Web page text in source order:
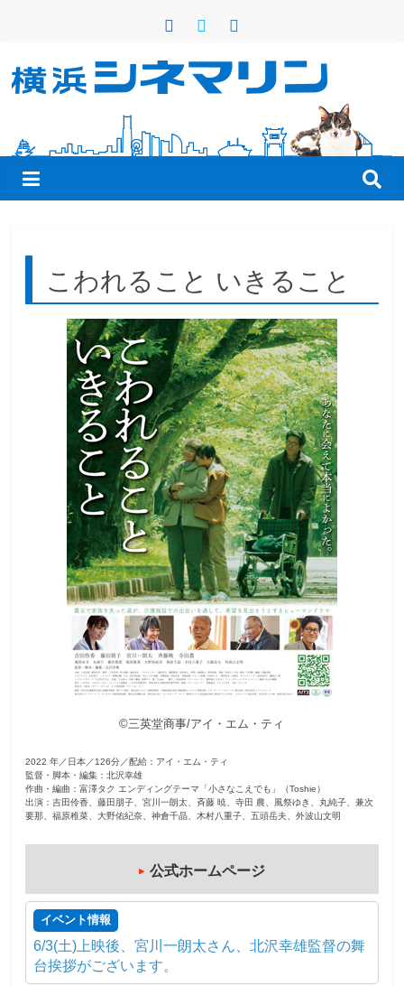
ン
横
浜
シ
ネ
マ
こわれること いきること
©三英堂商事/アイ・エム・ティ
2022 年／日本／126分／配給：アイ・エム・ティ
監督・脚本・編集：北沢幸雄
作曲・編曲：富澤タク エンディングテーマ「小さなこえでも」（Toshie）
出演：吉田伶香、藤田朋子、宮川一朗太、斉藤 暁、寺田 農、風祭ゆき、丸純子、兼次
要那、福原稚菜、大野佑紀奈、神倉千晶、木村八重子、五頭岳夫、外波山文明
公式ホームページ
イベント情報
6/3(土)上映後、宮川一朗太さん、北沢幸雄監督の舞
台挨拶がございます。